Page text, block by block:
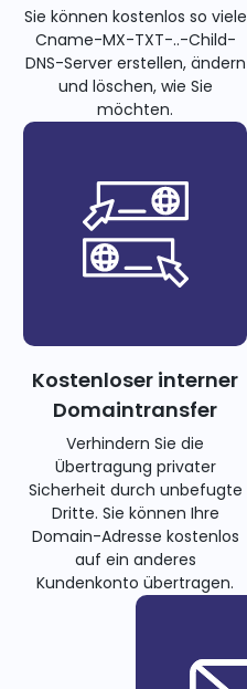
Sie können kostenlos so viele
Cname-MX-TXT-..-Child-
DNS-Server erstellen, ändern
und löschen, wie Sie
möchten.
Kostenloser interner
Domaintransfer
Verhindern Sie die
Übertragung privater
Sicherheit durch unbefugte
Dritte. Sie können Ihre
Domain-Adresse kostenlos
auf ein anderes
Kundenkonto übertragen.